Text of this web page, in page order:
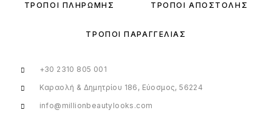
ΤΡΌΠΟΙ ΠΛΗΡΩΜΉΣ ΤΡΌΠΟΙ ΑΠΟΣΤΟΛΉΣ
ΤΡΌΠΟΙ ΠΑΡΑΓΓΕΛΊΑΣ
+30 2310 805 001
Καραολή & Δημητρίου 186, Εύοσμος, 56224
info@millionbeautylooks.com